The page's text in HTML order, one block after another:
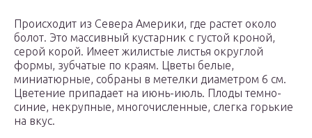
Происходит из Севера Америки, где растет около
болот. Это массивный кустарник с густой кроной,
серой корой. Имеет жилистые листья округлой
формы, зубчатые по краям. Цветы белые,
миниатюрные, собраны в метелки диаметром 6 см.
Цветение припадает на июнь-июль. Плоды темно-
синие, некрупные, многочисленные, слегка горькие
на вкус.